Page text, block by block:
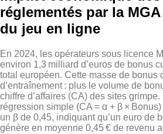
réglementés par la
du jeu en ligne
En 2024, les opérateurs sous licence
environ 1,3 milliard d’euros de bonus
total européen. Cette masse de bonus
d’entraînement : plus le volume de
chiffre d’affaires (CA) des sites
régression simple (CA = α + β ×
un β de 0,45, indiquant qu’un euro de
génère en moyenne 0,45 € de revenu